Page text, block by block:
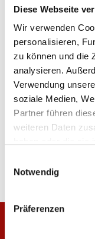
Diese Webseite
Wir verwenden
personalisieren,
zu können und die
analysieren.
Verwendung
soziale Medien,
Partner führen
weiteren Daten
Notwendig
Präferenzen
Sofort verfügbar,
IN